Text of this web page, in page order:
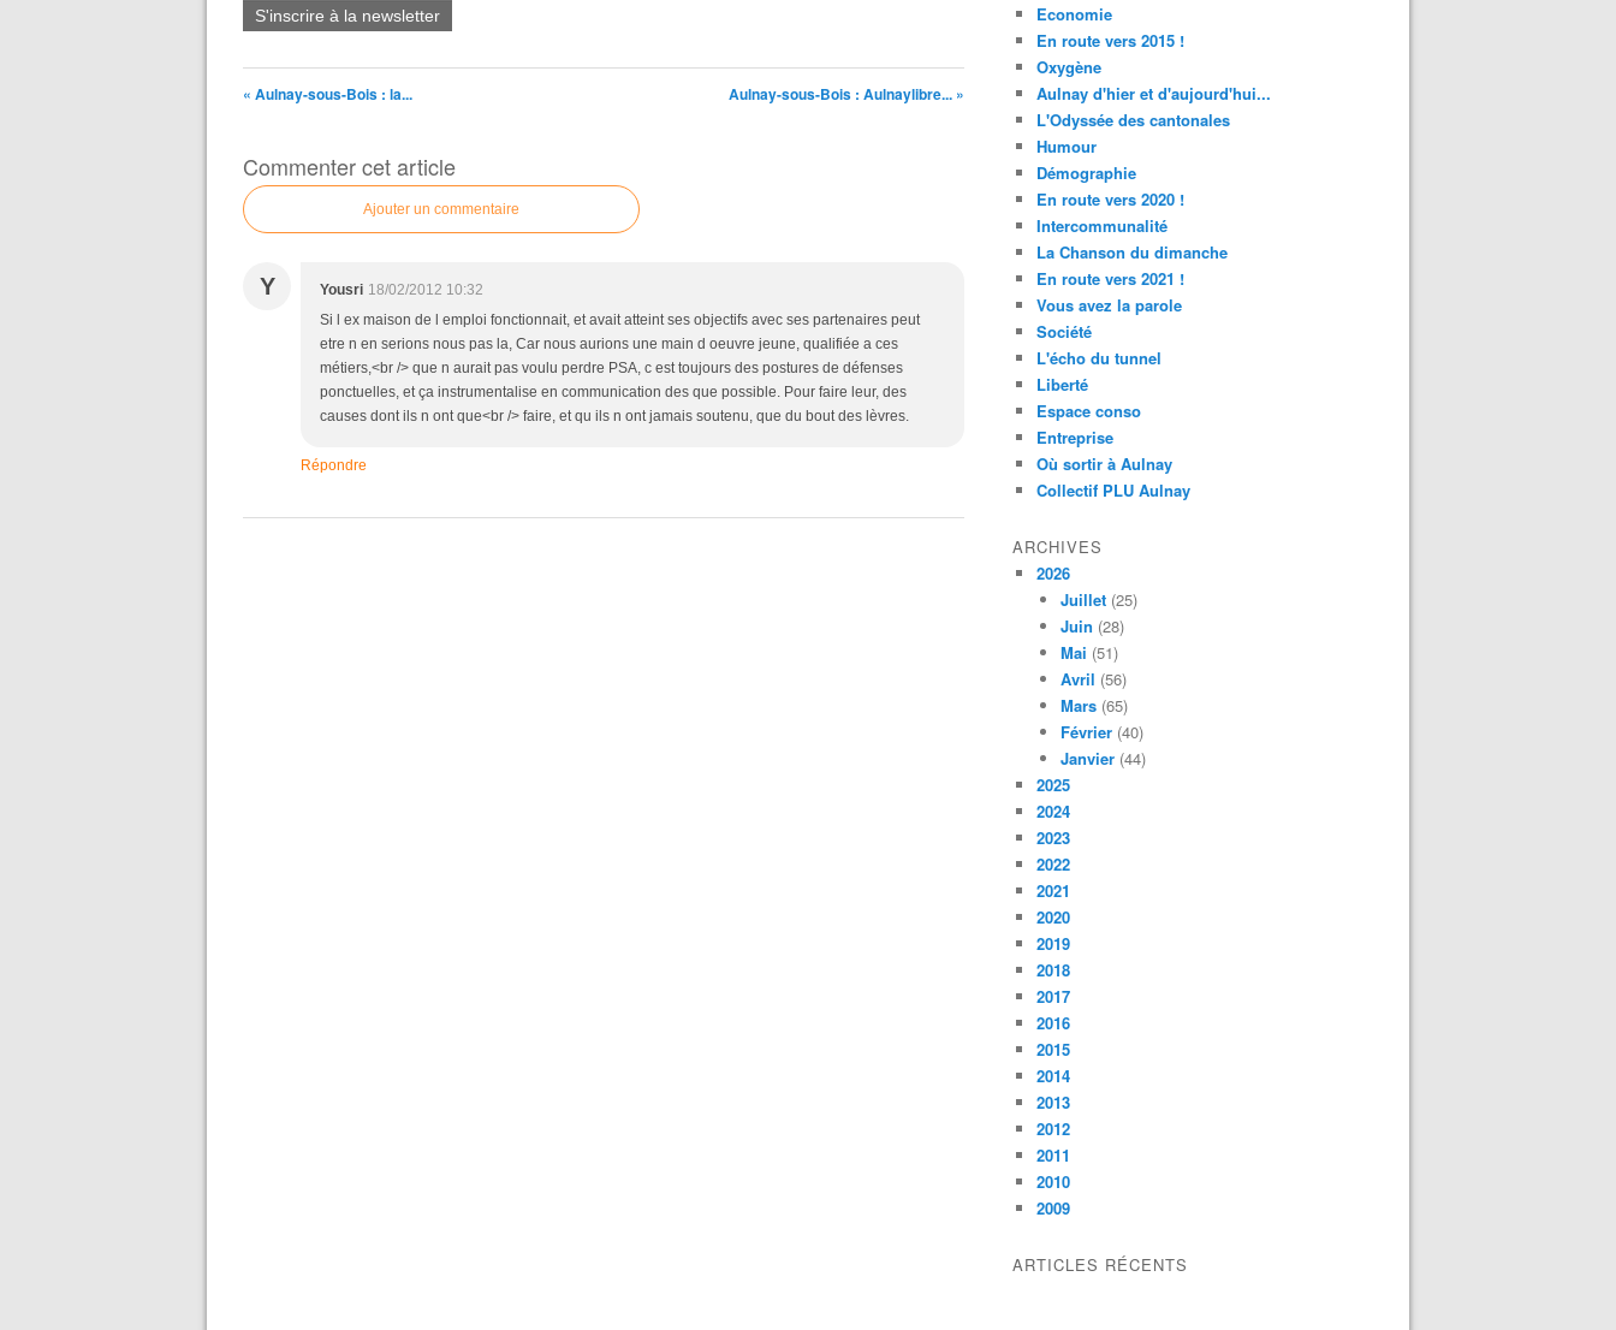
S'inscrire à la newsletter
« Aulnay-sous-Bois : la... Aulnay-sous-Bois : Aulnaylibre... »
Commenter cet article
Ajouter un commentaire
Y Yousri 18/02/2012 10:32
Si l ex maison de l emploi fonctionnait, et avait atteint ses objectifs avec ses partenaires peut
etre n en serions nous pas la, Car nous aurions une main d oeuvre jeune, qualifiée a ces
métiers,<br /> que n aurait pas voulu perdre PSA, c est toujours des postures de défenses
ponctuelles, et ça instrumentalise en communication des que possible. Pour faire leur, des
causes dont ils n ont que<br /> faire, et qu ils n ont jamais soutenu, que du bout des lèvres.
Répondre
Economie
En route vers 2015 !
Oxygène
Aulnay d'hier et d'aujourd'hui...
L'Odyssée des cantonales
Humour
Démographie
En route vers 2020 !
Intercommunalité
La Chanson du dimanche
En route vers 2021 !
Vous avez la parole
Société
L'écho du tunnel
Liberté
Espace conso
Entreprise
Où sortir à Aulnay
Collectif PLU Aulnay
ARCHIVES
2026
Juillet (25)
Juin (28)
Mai (51)
Avril (56)
Mars (65)
Février (40)
Janvier (44)
2025
2024
2023
2022
2021
2020
2019
2018
2017
2016
2015
2014
2013
2012
2011
2010
2009
ARTICLES RÉCENTS